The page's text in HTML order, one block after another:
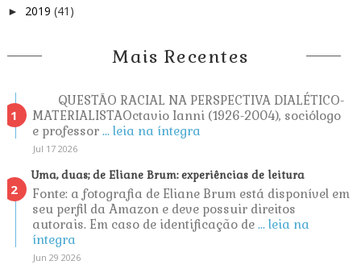
► 2019 (41)
Mais Recentes
QUESTÃO RACIAL NA PERSPECTIVA DIALÉTICO-
MATERIALISTAOctavio Ianni (1926-2004), sociólogo
e professor ... leia na íntegra
Jul 17 2026
Uma, duas; de Eliane Brum: experiências de leitura
Fonte: a fotografia de Eliane Brum está disponível em
seu perfil da Amazon e deve possuir direitos
autorais. Em caso de identificação de ... leia na
íntegra
Jun 29 2026